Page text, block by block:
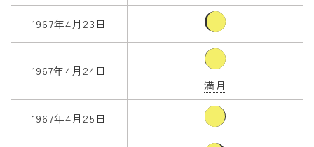
1967年4月23日
1967年4月24日
満月
1967年4月25日